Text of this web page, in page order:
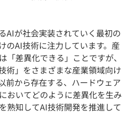
AIが社会実装されていく最初の
のAI技術に注力しています。産
「差異化できる」ことですが、
術」をさまざまな産業領域向け
前から存在する、ハードウェア
おいてどのように差異化を生み
熟知してAI技術開発を推進して